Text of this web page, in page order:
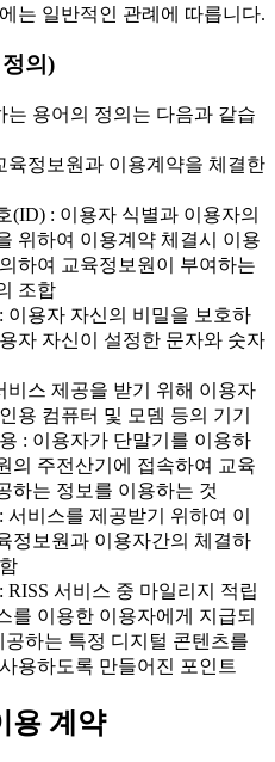
는 일반적인 관례에 따릅니다.
의)
는 용어의 정의는 다음과 같습
정보원과 이용계약을 체결한
: 이용자 식별과 이용자의
위하여 이용계약 체결시 이용
하여 교육정보원이 부여하는
조합
용자 자신의 비밀을 보호하
자 자신이 설정한 문자와 숫자
스 제공을 받기 위해 이용자
용 컴퓨터 및 모뎀 등의 기기
: 이용자가 단말기를 이용하
의 주전산기에 접속하여 교육
하는 정보를 이용하는 것
비스를 제공받기 위하여 이
정보원과 이용자간의 체결하
서비스 중 마일리지 적립
를 이용한 이용자에게 지급되
공하는 특정 디지털 콘텐츠를
용하도록 만들어진 포인트
용 계약